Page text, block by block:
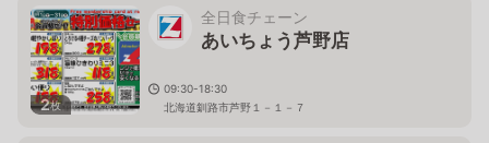
2枚
全日食チェーン
あいちょう芦野店
09:30-18:30
北海道釧路市芦野１－１－７